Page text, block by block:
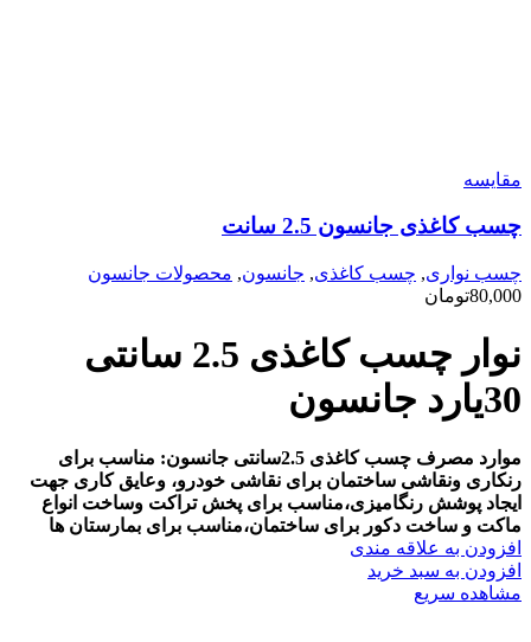
مقایسه
چسب کاغذی جانسون 2.5 سانت
چسب نواری, چسب کاغذی, جانسون, محصولات جانسون
80,000تومان
نوار چسب کاغذی 2.5 سانتی
30یارد جانسون
موارد مصرف چسب کاغذی 2.5سانتی جانسون: مناسب برای
رنکاری ونقاشی ساختمان برای نقاشی خودرو، وعایق کاری جهت
ایجاد پوشش رنگامیزی،مناسب برای پخش تراکت وساخت انواع
ماکت و ساخت دکور برای ساختمان،مناسب برای بمارستان ها
افزودن به علاقه مندی
افزودن به سبد خرید
مشاهده سریع